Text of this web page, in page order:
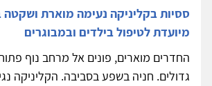
ססיות בקליניקה נעימה מוארת ושקטה
מיועדת לטיפול בילדים ובמבוגרים
החדרים מוארים, פונים אל מרחב נוף
גדולים. חניה בשפע בסביבה. הקליניקה